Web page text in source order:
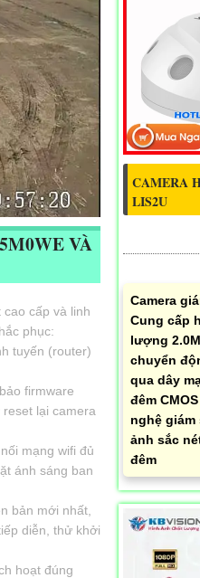
VÀ
cấp và linh
phục:
tuyến (router)
firmware
lại camera
mạng wifi đủ
ánh sáng ban
bản mới nhất,
diễn, thử khởi
hoạt đúng
CAMERA
LIS2U
Camera
Cung cấp
lượng
chuyển
qua dây
đêm
nghệ giám
ảnh sắc
đêm